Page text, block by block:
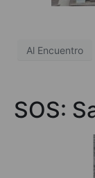
Al Encuentro
SOS: